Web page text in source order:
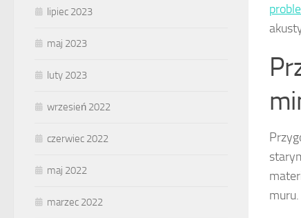
lipiec 2023
maj 2023
luty 2023
wrzesień 2022
czerwiec 2022
maj 2022
marzec 2022